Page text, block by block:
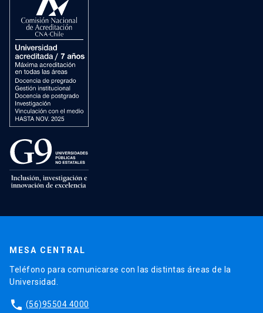
MESA CENTRAL
Teléfono para comunicarse con las distintas áreas de la
Universidad.
phone (56)95504 4000